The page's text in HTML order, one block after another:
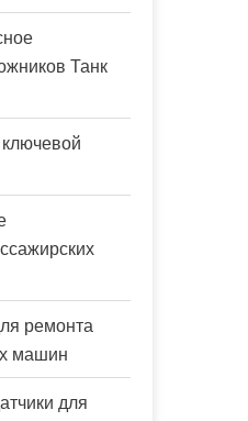
Танк
ремонта
машин
для